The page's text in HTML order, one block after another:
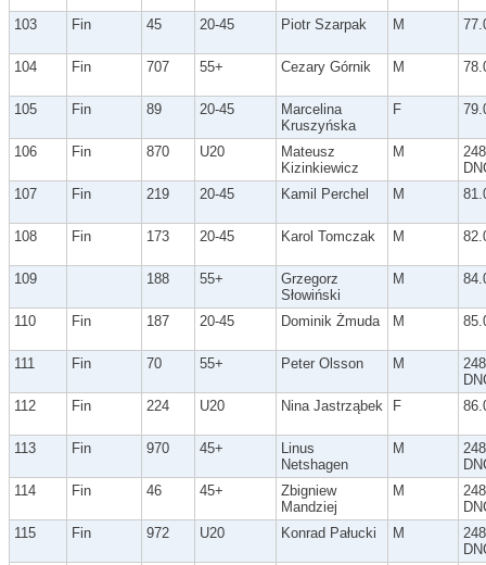
103 Fin 45 20-45 Piotr Szarpak M
104 Fin 707 55+ Cezary Górnik M
105 Fin 89 20-45
Marcelina
Kruszyńska
F
106 Fin 870 U20
Mateusz
Kizinkiewicz
M
107
Fin 219 20-45 Kamil Perchel M
108 Fin 173 20-45 Karol Tomczak M
109 188 55+
Grzegorz
Słowiński
M
110 Fin 187 20-45 Dominik Żmuda M
111 Fin 70 55+ Peter Olsson M
112
Fin 224 U20 Nina Jastrząbek F
113 Fin 970 45+
Linus
Netshagen
M
114
Fin 46 45+
Zbigniew
Mandziej
M
115
Fin 972 U20 Konrad Pałucki M